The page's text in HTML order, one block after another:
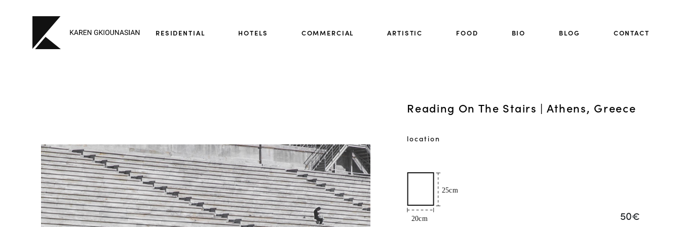
RESIDENTIAL HOTELS COMMERCIAL ARTISTIC FOOD BIO BLOG CONTACT
Reading On The Stairs | Athens, Greece
location
50€